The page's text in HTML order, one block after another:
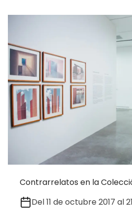
Contrarrelatos en la
Del 11 de octubre 2017 al